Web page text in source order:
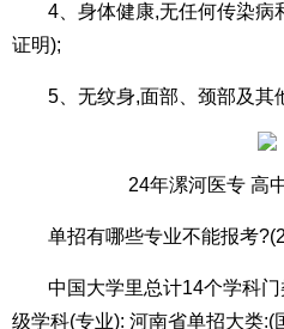
4、身体健康,无任何传染病
证明);
5、无纹身,面部、颈部及其
24年漯河医专 高
单招有哪些专业不能报考
中国大学里总计14个学科
级学科(专业): 河南省单招大类:(